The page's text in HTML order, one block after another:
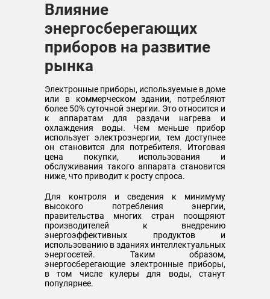
Влияние
энергосберегающих
приборов на развитие
рынка
Электронные приборы, используемые в доме
или в коммерческом здании, потребляют
более 50% суточной энергии. Это относится и
к аппаратам для раздачи нагрева и
охлаждения воды. Чем меньше прибор
использует электроэнергии, тем доступнее
он становится для потребителя. Итоговая
цена покупки, использования и
обслуживания такого аппарата становится
ниже, что приводит к росту спроса.
Для контроля и сведения к минимуму
высокого потребления энергии,
правительства многих стран поощряют
производителей к внедрению
энергоэффективных продуктов и
использованию в зданиях интеллектуальных
энергосетей. Таким образом,
энергосберегающие электронные приборы,
в том числе кулеры для воды, станут
популярнее.